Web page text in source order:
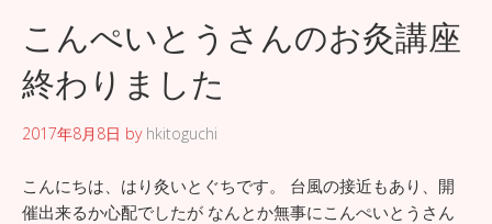
o
o
k
こんぺいとうさんのお灸講座
終わりました
2017年8月8日 by hkitoguchi
こんにちは、はり灸いとぐちです。 台風の接近もあり、開
催出来るか心配でしたが なんとか無事にこんぺいとうさん